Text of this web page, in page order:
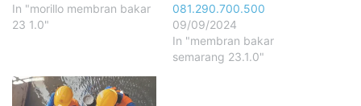
In "morillo membran bakar
23 1.0"
081.290.700.500
09/09/2024
In "membran bakar
semarang 23.1.0"